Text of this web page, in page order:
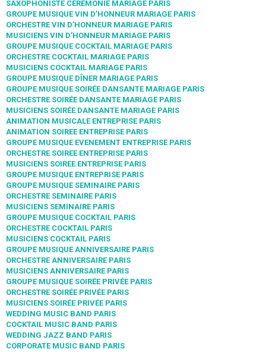
SAXOPHONISTE CÉRÉMONIE MARIAGE PARIS
GROUPE MUSIQUE VIN D’HONNEUR MARIAGE PARIS
ORCHESTRE VIN D’HONNEUR MARIAGE PARIS
MUSICIENS VIN D’HONNEUR MARIAGE PARIS
GROUPE MUSIQUE COCKTAIL MARIAGE PARIS
ORCHESTRE COCKTAIL MARIAGE PARIS
MUSICIENS COCKTAIL MARIAGE PARIS
GROUPE MUSIQUE DÎNER MARIAGE PARIS
GROUPE MUSIQUE SOIRÉE DANSANTE MARIAGE PARIS
ORCHESTRE SOIRÉE DANSANTE MARIAGE PARIS
MUSICIENS SOIRÉE DANSANTE MARIAGE PARIS
ANIMATION MUSICALE ENTREPRISE PARIS
ANIMATION SOIREE ENTREPRISE PARIS
GROUPE MUSIQUE EVENEMENT ENTREPRISE PARIS
ORCHESTRE SOIREE ENTREPRISE PARIS
MUSICIENS SOIREE ENTREPRISE PARIS
GROUPE MUSIQUE ENTREPRISE PARIS
GROUPE MUSIQUE SEMINAIRE PARIS
ORCHESTRE SEMINAIRE PARIS
MUSICIENS SEMINAIRE PARIS
GROUPE MUSIQUE COCKTAIL PARIS
ORCHESTRE COCKTAIL PARIS
MUSICIENS COCKTAIL PARIS
GROUPE MUSIQUE ANNIVERSAIRE PARIS
ORCHESTRE ANNIVERSAIRE PARIS
MUSICIENS ANNIVERSAIRE PARIS
GROUPE MUSIQUE SOIRÉE PRIVÉE PARIS
ORCHESTRE SOIRÉE PRIVÉE PARIS
MUSICIENS SOIRÉE PRIVÉE PARIS
WEDDING MUSIC BAND PARIS
COCKTAIL MUSIC BAND PARIS
WEDDING JAZZ BAND PARIS
CORPORATE MUSIC BAND PARIS